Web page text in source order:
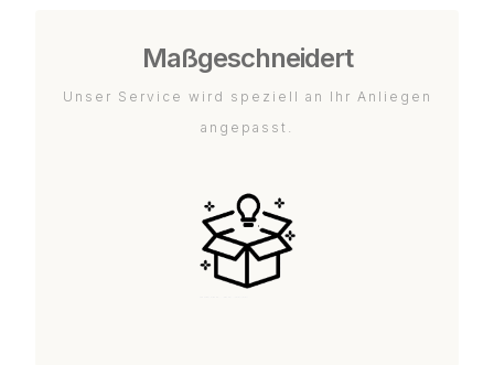
Maßgeschneidert
Unser Service wird speziell an Ihr Anliegen
angepasst.